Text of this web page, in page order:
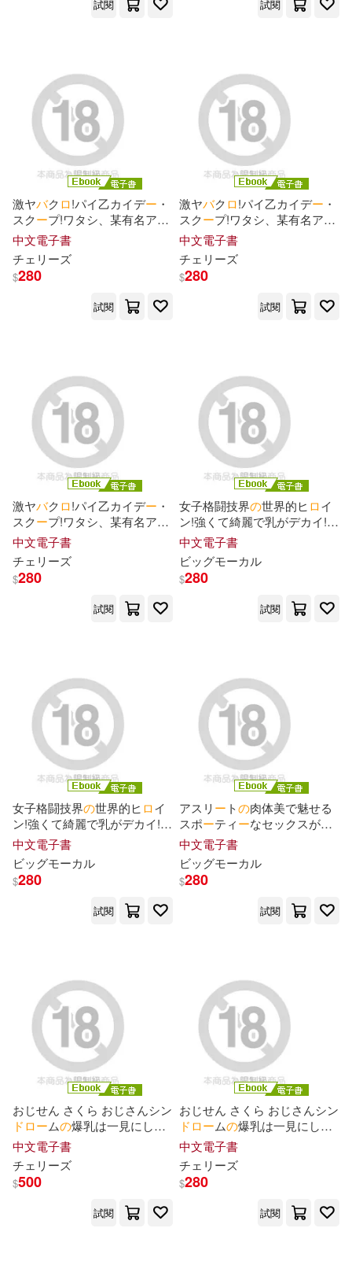
大井昌和(2)
寺王(2)
山本ARIFRED(2)
山田孝太郎 (2)
川崎悠(2)
朝野よみち(2) 朧丸(2)
東吉乃(2)
柑橘ゆすら(2) 森本みつき(2)
歌うたい(2) 流嘉(2)
深山フギン等(2)
渡瀬 草一郎(2) 渡航(2)
漫畫：GEN／原作：竜庭ケンジ／
角色設計：ギザン(2)
漫畫：螢子／原作：あてきち／角
色原案：雪子(2)
澤松那函(2) 濱本明(2)
白井カイウ(2) 白雪美月(2)
秋元通明(2) 笹井一個(2)
粕谷哲(2) 緋呂河 とも(2)
緋呂河とも (2) 考える人(2)
葦原大介(2)
試閱 試閱
激ヤバクロ!パイ乙カイデー ・
スクープ!ワタシ、某有名アイ
ドル○○とヤッちゃいました♡
ワケありすぎ元読モ
一見にしかず! Episode.02 (電
子書)
中文電子書
チェリ ーズ
$280
試閱
激ヤバクロ!パイ乙カイデー ・
スクープ!ワタシ、某有名アイ
ドル○○とヤッちゃいました♡
ワケありすぎ元読モ
一見にしかず! Episode.03 (電
子書)
中文電子書
チェリ ーズ
$280
試閱
激ヤバクロ!パイ乙カイデー ・
スクープ!ワタシ、某有名アイ
ドル○○とヤッちゃいました♡
ワケありすぎ元読モ
一見にしかず! Episode.01 (電
子書)
中文電子書
チェリ ーズ
$280
試閱
女子格闘技界の世界的ヒ ロイ
ン!強くて綺麗で乳がデカイ!!
プライド崩壊デビュ
合格闘技現役ユ
オ ンが日本人とガチセックス!
Episode02 (電子書)
中文電子書
ビッグモーカル
$280
試閱
女子格闘技界の世界的ヒ ロイ
ン!強くて綺麗で乳がデカイ!!
プライド崩壊デビュ
合格闘技現役ユ
オ ンが日本人とガチセックス!
Episode01 (電子書)
中文電子書
ビッグモーカル
$280
試閱
アスリ ー トの肉体美で魅せる
スポーティーなセックスが凄
い! 現役!ロサンゼルス美女ス
プリンタ ー
ド リ ー ・ イヤル編 (電子書)
中文電子書
ビッグモーカル
$280
試閱
おじせん さくら おじさんシン
ドロームの爆乳は一見にしか
ず!オジ狂いJK Complete版
(電子書)
中文電子書
チェリ ーズ
$500
試閱
おじせん さくら おじさんシン
ドロームの爆乳は一見にしか
ず!オジ狂いJK Episode.02 (電
子書)
中文電子書
チェリ ーズ
$280
試閱